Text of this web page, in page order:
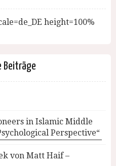
height=100%
Beiträge
in Islamic Middle
Perspective“
von Matt Haif –